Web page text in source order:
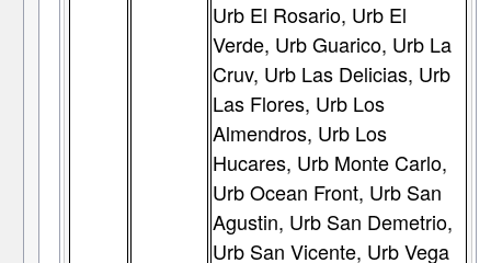
Urb El Rosario, Urb El
Verde, Urb Guarico, Urb La
Cruv, Urb Las Delicias, Urb
Las Flores, Urb Los
Almendros, Urb Los
Hucares, Urb Monte Carlo,
Urb Ocean Front, Urb San
Agustin, Urb San Demetrio,
Urb San Vicente, Urb Vega